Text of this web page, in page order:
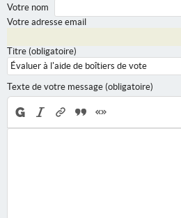
Votre nom
Votre adresse email
Titre (obligatoire)
Texte de votre message (obligatoire)